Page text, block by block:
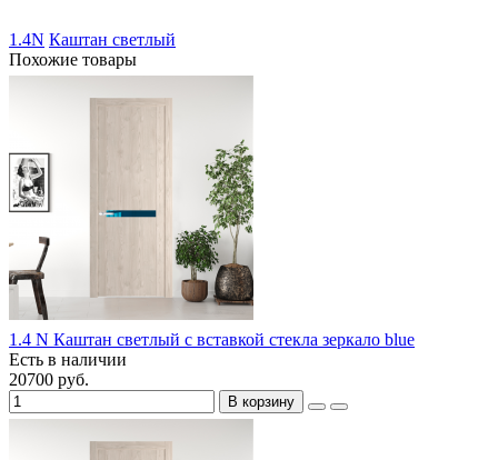
1.4N Каштан светлый
Похожие товары
1.4 N Каштан светлый с вставкой стекла зеркало blue
Есть в наличии
20700 руб.
В корзину